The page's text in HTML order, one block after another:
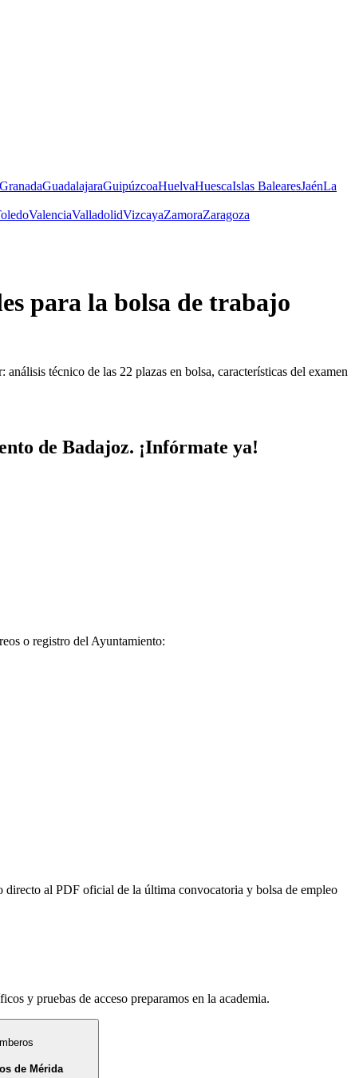
GranadaGuadalajaraGuipúzcoaHuelvaHuescaIslas BalearesJaénLa
ValenciaValladolidVizcayaZamoraZaragoza
para la bolsa de trabajo
técnico de las 22 plazas en bolsa, características del examen
de Badajoz. ¡Infórmate ya!
o registro del Ayuntamiento:
directo al PDF oficial de la última convocatoria y bolsa de empleo
y pruebas de acceso preparamos en la academia.
de Mérida